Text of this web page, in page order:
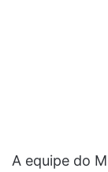
A equipe do